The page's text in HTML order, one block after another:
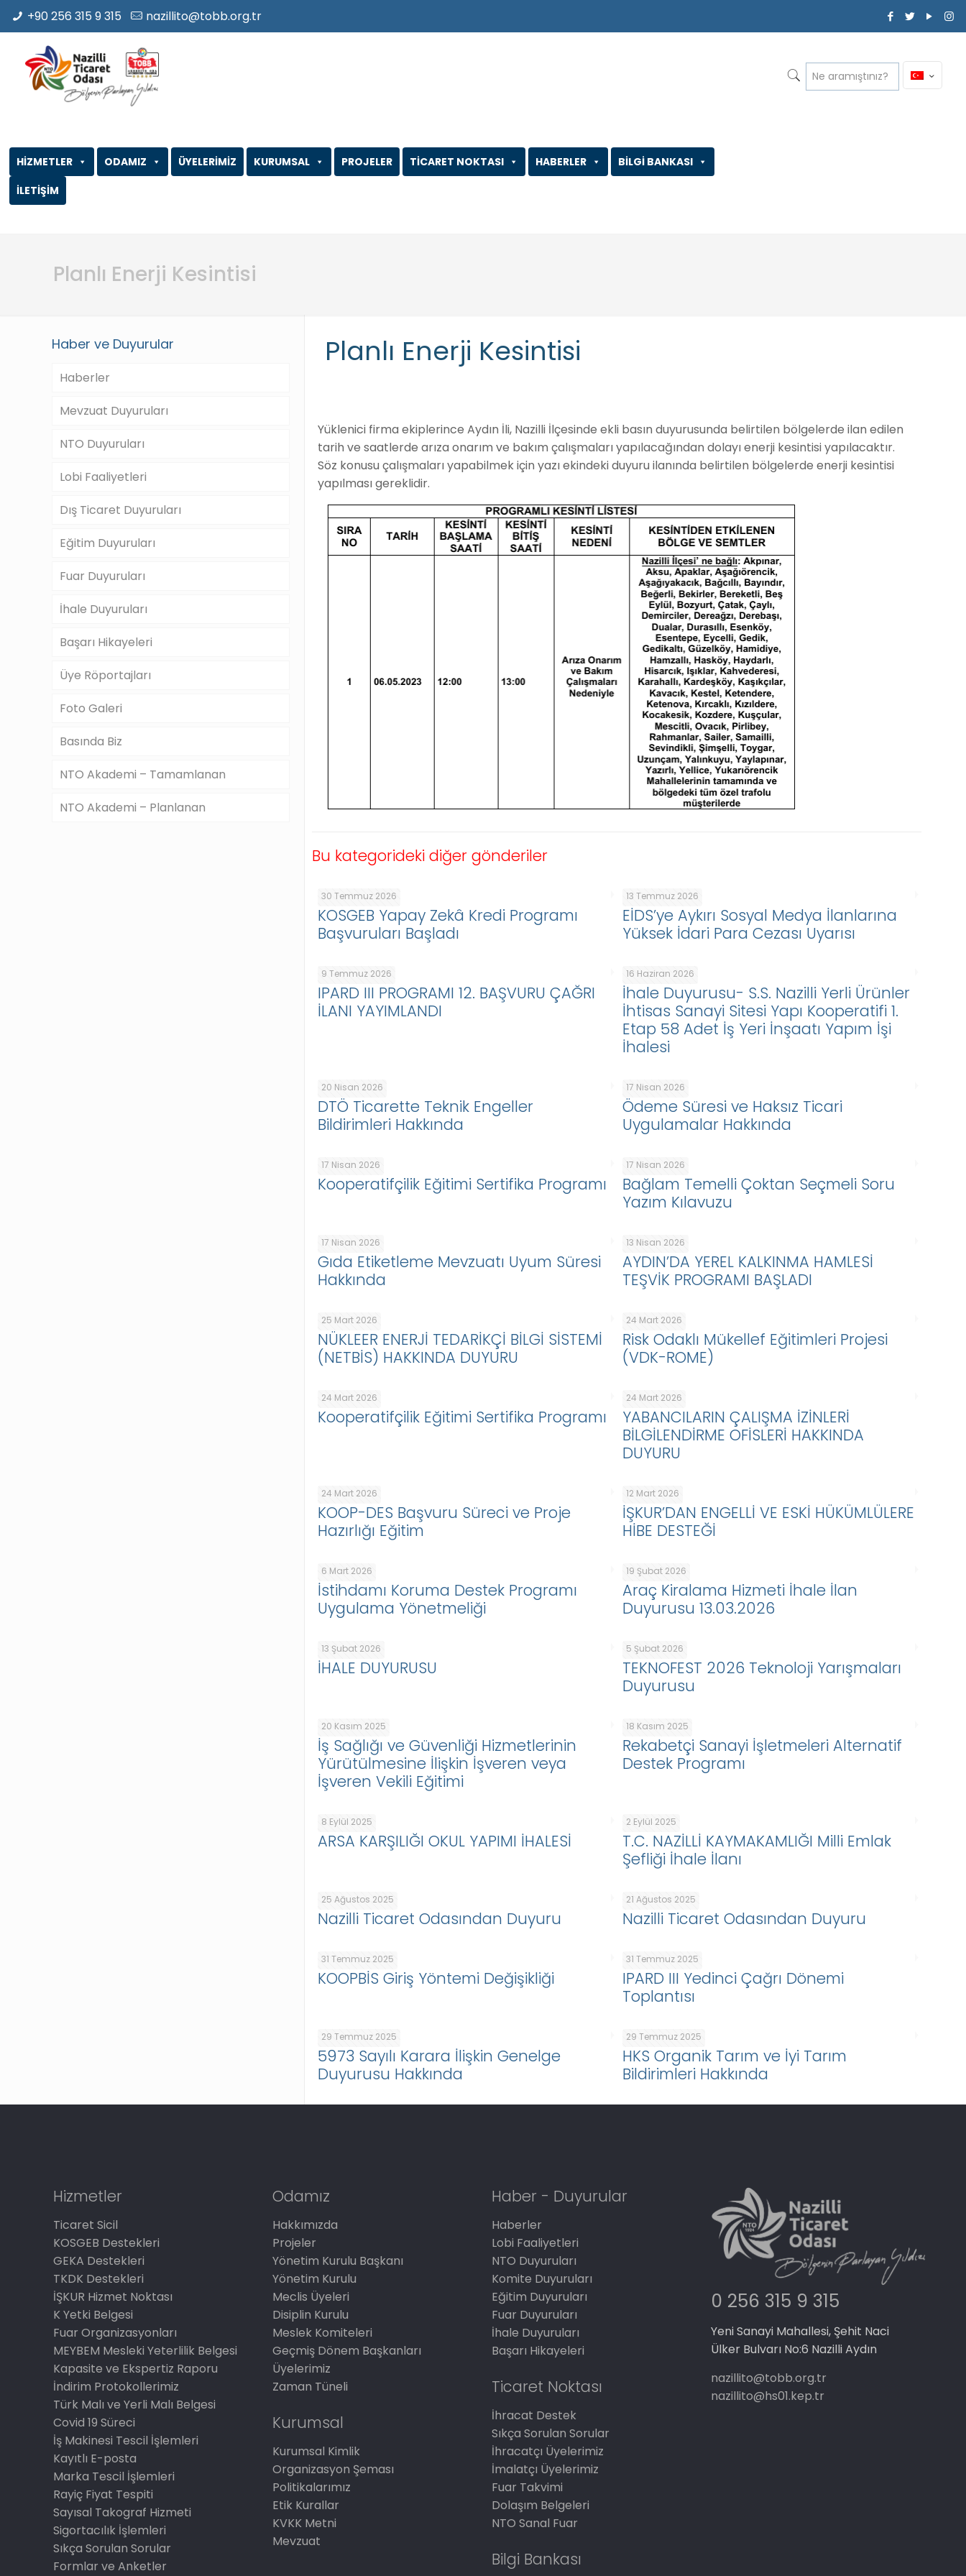
+90 256 315 9 315 nazillito@tobb.org.tr
ODAMIZ
HİZMETLER ÜYELERİMİZ KURUMSAL PROJELER TİCARET NOKTASI HABERLER
BİLGİ BANKASI
İLETİŞİM
Planlı Enerji Kesintisi
Planlı Enerji Kesintisi
Yüklenici firma ekiplerince Aydın İli, Nazilli İlçesinde ekli basın duyurusunda belirtilen bölgelerde ilan edilen
tarih ve saatlerde arıza onarım ve bakım çalışmaları yapılacağından dolayı enerji kesintisi yapılacaktır.
Söz konusu çalışmaları yapabilmek için yazı ekindeki duyuru ilanında belirtilen bölgelerde enerji kesintisi
yapılması gereklidir.
Bu kategorideki diğer gönderiler
30 Temmuz 2026
KOSGEB Yapay Zekâ Kredi Programı
Başvuruları Başladı
13 Temmuz 2026
EİDS’ye Aykırı Sosyal Medya İlanlarına
Yüksek İdari Para Cezası Uyarısı
9 Temmuz 2026
IPARD III PROGRAMI 12. BAŞVURU ÇAĞRI
İLANI YAYIMLANDI
16 Haziran 2026
İhale Duyurusu- S.S. Nazilli Yerli Ürünler
İhtisas Sanayi Sitesi Yapı Kooperatifi 1.
Etap 58 Adet İş Yeri İnşaatı Yapım İşi
İhalesi
20 Nisan 2026
DTÖ Ticarette Teknik Engeller
Bildirimleri Hakkında
17 Nisan 2026
Ödeme Süresi ve Haksız Ticari
Uygulamalar Hakkında
17 Nisan 2026
Kooperatifçilik Eğitimi Sertifika Programı
17 Nisan 2026
Bağlam Temelli Çoktan Seçmeli Soru
Yazım Kılavuzu
17 Nisan 2026
Gıda Etiketleme Mevzuatı Uyum Süresi
Hakkında
13 Nisan 2026
AYDIN’DA YEREL KALKINMA HAMLESİ
TEŞVİK PROGRAMI BAŞLADI
25 Mart 2026
NÜKLEER ENERJİ TEDARİKÇİ BİLGİ SİSTEMİ
(NETBİS) HAKKINDA DUYURU
24 Mart 2026
Risk Odaklı Mükellef Eğitimleri Projesi
(VDK-ROME)
24 Mart 2026
Kooperatifçilik Eğitimi Sertifika Programı
24 Mart 2026
YABANCILARIN ÇALIŞMA İZİNLERİ
BİLGİLENDİRME OFİSLERİ HAKKINDA
DUYURU
24 Mart 2026
KOOP-DES Başvuru Süreci ve Proje
Hazırlığı Eğitim
12 Mart 2026
İŞKUR’DAN ENGELLİ VE ESKİ HÜKÜMLÜLERE
HİBE DESTEĞİ
6 Mart 2026
İstihdamı Koruma Destek Programı
Uygulama Yönetmeliği
19 Şubat 2026
Araç Kiralama Hizmeti İhale İlan
Duyurusu 13.03.2026
13 Şubat 2026
İHALE DUYURUSU
5 Şubat 2026
TEKNOFEST 2026 Teknoloji Yarışmaları
Duyurusu
20 Kasım 2025
İş Sağlığı ve Güvenliği Hizmetlerinin
Yürütülmesine İlişkin İşveren veya
İşveren Vekili Eğitimi
18 Kasım 2025
Rekabetçi Sanayi İşletmeleri Alternatif
Destek Programı
8 Eylül 2025
ARSA KARŞILIĞI OKUL YAPIMI İHALESİ
2 Eylül 2025
T.C. NAZİLLİ KAYMAKAMLIĞI Milli Emlak
Şefliği İhale İlanı
25 Ağustos 2025
Nazilli Ticaret Odasından Duyuru
21 Ağustos 2025
Nazilli Ticaret Odasından Duyuru
31 Temmuz 2025
KOOPBİS Giriş Yöntemi Değişikliği
31 Temmuz 2025
IPARD III Yedinci Çağrı Dönemi
Toplantısı
29 Temmuz 2025
5973 Sayılı Karara İlişkin Genelge
Duyurusu Hakkında
29 Temmuz 2025
HKS Organik Tarım ve İyi Tarım
Bildirimleri Hakkında
Haber ve Duyurular
Haberler
Mevzuat Duyuruları
NTO Duyuruları
Lobi Faaliyetleri
Dış Ticaret Duyuruları
Eğitim Duyuruları
Fuar Duyuruları
İhale Duyuruları
Başarı Hikayeleri
Üye Röportajları
Foto Galeri
Basında Biz
NTO Akademi – Tamamlanan
NTO Akademi – Planlanan
Hizmetler
Ticaret Sicil
KOSGEB Destekleri
GEKA Destekleri
TKDK Destekleri
İŞKUR Hizmet Noktası
K Yetki Belgesi
Fuar Organizasyonları
MEYBEM Mesleki Yeterlilik Belgesi
Kapasite ve Ekspertiz Raporu
İndirim Protokollerimiz
Türk Malı ve Yerli Malı Belgesi
Covid 19 Süreci
İş Makinesi Tescil İşlemleri
Kayıtlı E-posta
Marka Tescil İşlemleri
Rayiç Fiyat Tespiti
Sayısal Takograf Hizmeti
Sigortacılık İşlemleri
Sıkça Sorulan Sorular
Formlar ve Anketler
Odamız
Hakkımızda
Projeler
Yönetim Kurulu Başkanı
Yönetim Kurulu
Meclis Üyeleri
Disiplin Kurulu
Meslek Komiteleri
Geçmiş Dönem Başkanları
Üyelerimiz
Zaman Tüneli
Kurumsal
Kurumsal Kimlik
Organizasyon Şeması
Politikalarımız
Etik Kurallar
KVKK Metni
Mevzuat
Haber - Duyurular
Haberler
Lobi Faaliyetleri
NTO Duyuruları
Komite Duyuruları
Eğitim Duyuruları
Fuar Duyuruları
İhale Duyuruları
Başarı Hikayeleri
Ticaret Noktası
İhracat Destek
Sıkça Sorulan Sorular
İhracatçı Üyelerimiz
İmalatçı Üyelerimiz
Fuar Takvimi
Dolaşım Belgeleri
NTO Sanal Fuar
Bilgi Bankası
0 256 315 9 315
Yeni Sanayi Mahallesi, Şehit Naci
Ülker Bulvarı No:6 Nazilli Aydın
nazillito@tobb.org.tr
nazillito@hs01.kep.tr